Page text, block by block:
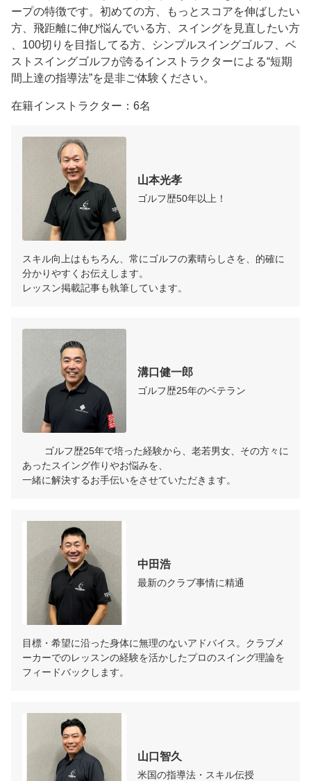
ープの特徴です。初めての方、もっとスコアを伸ばしたい
方、飛距離に伸び悩んでいる方、スイングを見直したい方
、100切りを目指してる方、シンプルスイングゴルフ、ベ
ストスイングゴルフが誇るインストラクターによる“短期
間上達の指導法”を是非ご体験ください。
在籍インストラクター：6名
山本光孝
ゴルフ歴50年以上！
スキル向上はもちろん、常にゴルフの素晴らしさを、的確に
分かりやすくお伝えします。
レッスン掲載記事も執筆しています。
溝口健一郎
ゴルフ歴25年のベテラン
あったスイング作りやお悩みを、
一緒に解決するお手伝いをさせていただきます。
中田浩
最新のクラブ事情に精通
目標・希望に沿った身体に無理のないアドバイス。クラブメ
ーカーでのレッスンの経験を活かしたプロのスイング理論を
フィードバックします。
山口智久
米国の指導法・スキル伝授